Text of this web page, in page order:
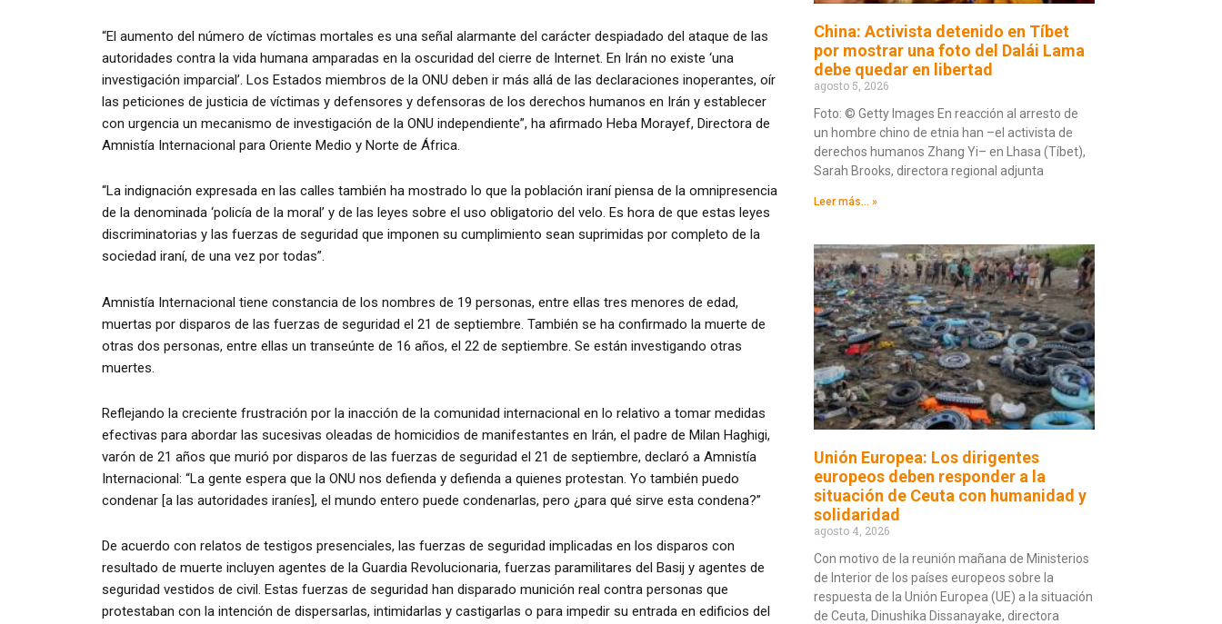
“El aumento del número de víctimas mortales es una señal alarmante del carácter despiadado del ataque de las
autoridades contra la vida humana amparadas en la oscuridad del cierre de Internet. En Irán no existe ‘una
investigación imparcial’. Los Estados miembros de la ONU deben ir más allá de las declaraciones inoperantes, oír
las peticiones de justicia de víctimas y defensores y defensoras de los derechos humanos en Irán y establecer
con urgencia un mecanismo de investigación de la ONU independiente”, ha afirmado Heba Morayef, Directora de
Amnistía Internacional para Oriente Medio y Norte de África.
“La indignación expresada en las calles también ha mostrado lo que la población iraní piensa de la omnipresencia
de la denominada ‘policía de la moral’ y de las leyes sobre el uso obligatorio del velo. Es hora de que estas leyes
discriminatorias y las fuerzas de seguridad que imponen su cumplimiento sean suprimidas por completo de la
sociedad iraní, de una vez por todas”.
Amnistía Internacional tiene constancia de los nombres de 19 personas, entre ellas tres menores de edad,
muertas por disparos de las fuerzas de seguridad el 21 de septiembre. También se ha confirmado la muerte de
otras dos personas, entre ellas un transeúnte de 16 años, el 22 de septiembre. Se están investigando otras
muertes.
Reflejando la creciente frustración por la inacción de la comunidad internacional en lo relativo a tomar medidas
efectivas para abordar las sucesivas oleadas de homicidios de manifestantes en Irán, el padre de Milan Haghigi,
varón de 21 años que murió por disparos de las fuerzas de seguridad el 21 de septiembre, declaró a Amnistía
Internacional: “La gente espera que la ONU nos defienda y defienda a quienes protestan. Yo también puedo
condenar [a las autoridades iraníes], el mundo entero puede condenarlas, pero ¿para qué sirve esta condena?”
De acuerdo con relatos de testigos presenciales, las fuerzas de seguridad implicadas en los disparos con
resultado de muerte incluyen agentes de la Guardia Revolucionaria, fuerzas paramilitares del Basij y agentes de
seguridad vestidos de civil. Estas fuerzas de seguridad han disparado munición real contra personas que
protestaban con la intención de dispersarlas, intimidarlas y castigarlas o para impedir su entrada en edificios del
China: Activista detenido en Tíbet
por mostrar una foto del Dalái Lama
debe quedar en libertad
agosto 5, 2026
Foto: © Getty Images En reacción al arresto de
un hombre chino de etnia han –el activista de
derechos humanos Zhang Yi– en Lhasa (Tíbet),
Sarah Brooks, directora regional adjunta
Leer más... »
Unión Europea: Los dirigentes
europeos deben responder a la
situación de Ceuta con humanidad y
solidaridad
agosto 4, 2026
Con motivo de la reunión mañana de Ministerios
de Interior de los países europeos sobre la
respuesta de la Unión Europea (UE) a la situación
de Ceuta, Dinushika Dissanayake, directora